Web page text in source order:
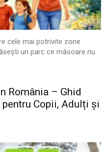
cele mai potrivite zone
un parc ce măsoare nu
România – Ghid
Copii, Adulți și